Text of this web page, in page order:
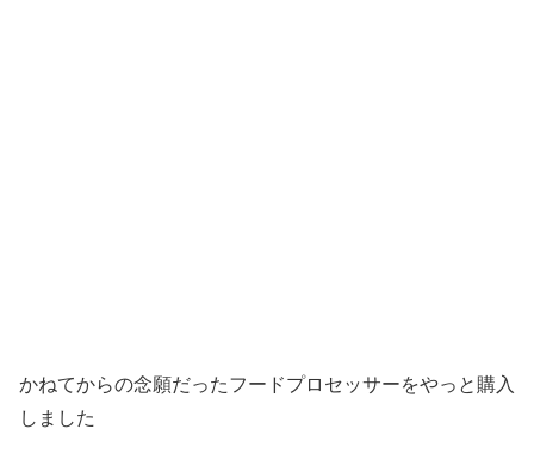
かねてからの念願だったフードプロセッサーをやっと購入
しました